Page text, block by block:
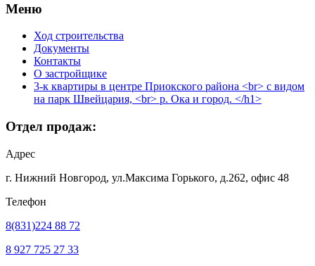
Меню
Ход строительства
Документы
Контакты
О застройщике
3-к квартиры в центре Приокского района <br> с видом
на парк Швейцария, <br> р. Ока и город. </h1>
Отдел продаж:
Адрес
г. Нижний Новгород, ул.Максима Горького, д.262, офис 48
Телефон
8(831)224 88 72
8 927 725 27 33